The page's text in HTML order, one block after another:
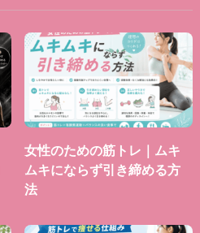
女性のための筋トレ｜ムキ
ムキにならず引き締める方
法